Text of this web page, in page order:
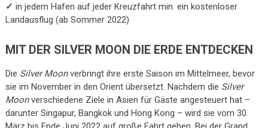
✓ in jedem Hafen auf jeder Kreuzfahrt min. ein kostenloser
Landausflug (ab Sommer 2022)
MIT DER SILVER MOON DIE ERDE ENTDECKEN
Die Silver Moonverbringt ihre erste Saison im Mittelmeer, bevor
sie im November in den Orient übersetzt. Nachdem die Silver
Moonverschiedene Ziele in Asien für Gäste angesteuert hat –
darunter Singapur, Bangkok und Hong Kong – wird sie vom 30.